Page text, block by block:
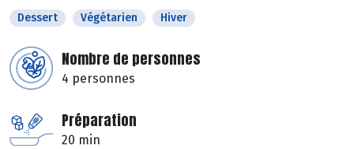
Dessert Végétarien Hiver
Nombre de personnes
4 personnes
Préparation
20 min